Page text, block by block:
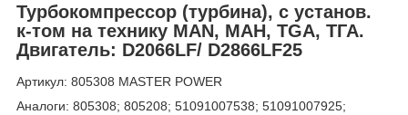
Турбокомпрессор (турбина), с установ.
к-том на технику MAN, МАН, TGA, ТГА.
Двигатель: D2066LF/ D2866LF25
Артикул: 805308 MASTER POWER
Аналоги: 805308; 805208; 51091007538; 51091007925;